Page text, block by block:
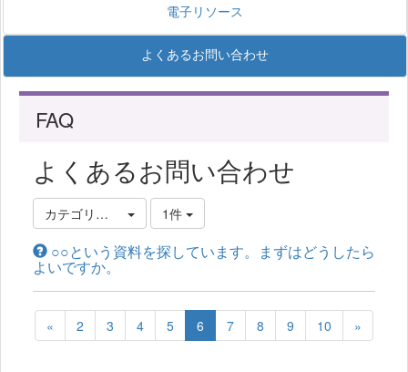
電子リソース
よくあるお問い合わせ
FAQ
よくあるお問い合わせ
カテゴリ選択 1件
○○という資料を探しています。まずはどうしたら
よいですか。
« 2 3 4 5 6 7 8 9 10 »